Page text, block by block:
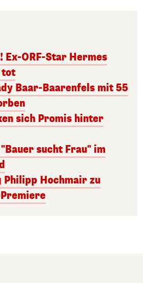
Ex-ORF-Star Hermes
tot
Baar-Baarenfels mit 55
sich Promis hinter
sucht Frau" im
Philipp Hochmair zu